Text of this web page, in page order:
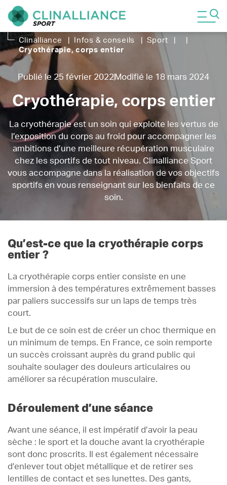
Clinalliance Infos & conseils Sport
Cryothérapie, corps entier
Publié le 25 février 2022 Modifié le 18 mars 2024
Cryothérapie, corps entier
La cryothérapie est un soin qui exploite les vertus de
l’exposition du corps au froid pour accompagner les
ambitions d’une meilleure récupération musculaire
chez les sportifs de tout niveau. Clinalliance Sport
vous accompagne dans la réalisation de vos objectifs
sportifs en vous renseignant sur les bienfaits de ce
soin.
Qu’est-ce que la cryothérapie corps
entier ?
La cryothérapie corps entier consiste en une
immersion à des températures extrêmement basses
par paliers successifs sur un laps de temps très
court.
Le but de ce soin est de créer un choc thermique en
un minimum de temps. En France, ce soin remporte
un succès croissant auprès du grand public qui
souhaite soulager des douleurs articulaires ou
améliorer sa récupération musculaire.
Déroulement d’une séance
Avant une séance, il est impératif d’avoir la peau
sèche : le sport et la douche avant la cryothérapie
sont donc proscrits. Il est également nécessaire
d’enlever tout objet métallique et de retirer ses
lentilles de contact et ses lunettes. Des gants,